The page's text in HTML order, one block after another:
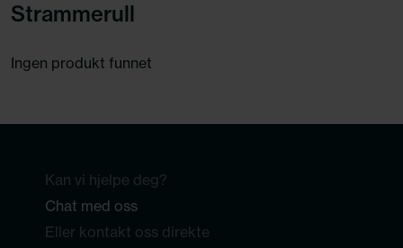
Strammerull
Ingen produkt funnet
Kan vi hjelpe deg?
Chat med oss
Eller kontakt oss direkte